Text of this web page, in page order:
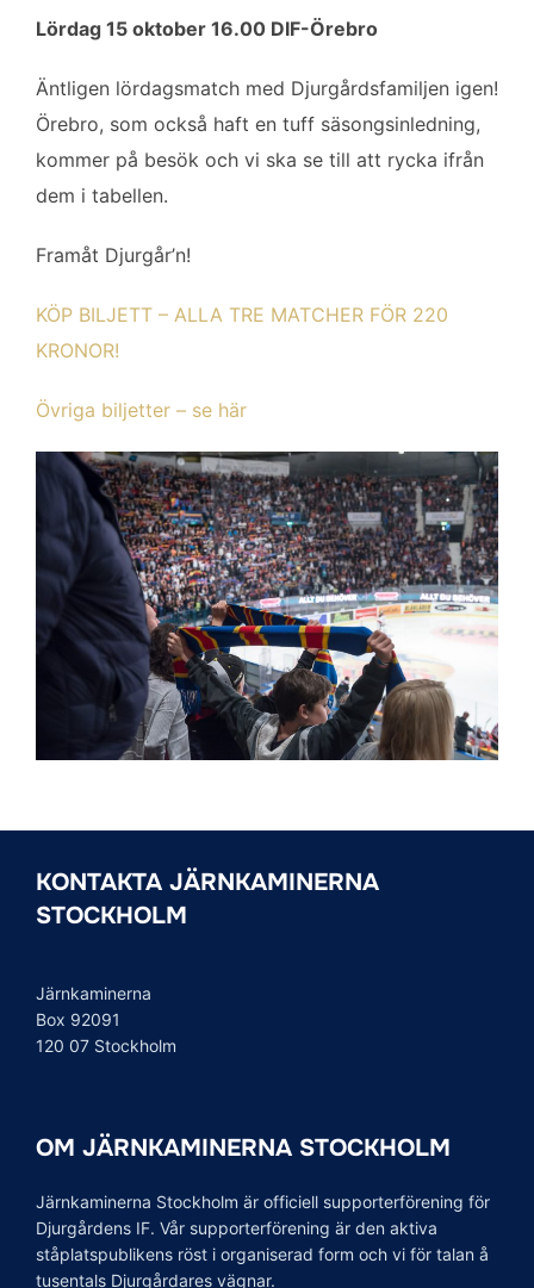
Lördag 15 oktober 16.00 DIF-Örebro
Äntligen lördagsmatch med Djurgårdsfamiljen igen!
Örebro, som också haft en tuff säsongsinledning,
kommer på besök och vi ska se till att rycka ifrån
dem i tabellen.
Framåt Djurgår’n!
KÖP BILJETT – ALLA TRE MATCHER FÖR 220
KRONOR!
Övriga biljetter – se här
KONTAKTA JÄRNKAMINERNA
STOCKHOLM
Järnkaminerna
Box 92091
120 07 Stockholm
OM JÄRNKAMINERNA STOCKHOLM
Järnkaminerna Stockholm är officiell supporterförening för
Djurgårdens IF. Vår supporterförening är den aktiva
ståplatspublikens röst i organiserad form och vi för talan å
tusentals Djurgårdares vägnar.